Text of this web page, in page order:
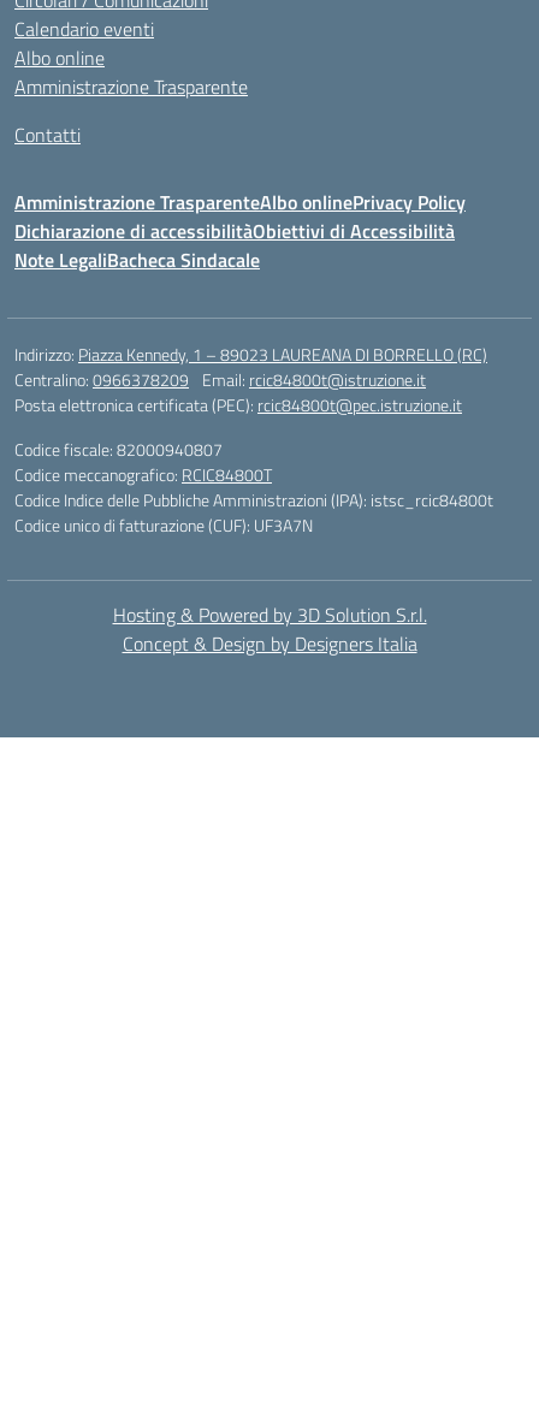
Calendario eventi
Albo online
Amministrazione Trasparente
Contatti
Amministrazione TrasparenteAlbo onlinePrivacy Policy
Dichiarazione di accessibilitàObiettivi di Accessibilità
Note LegaliBacheca Sindacale
Indirizzo: Piazza Kennedy, 1 – 89023 LAUREANA DI BORRELLO (RC)
Centralino:0966378209 Email: rcic84800t@istruzione.it
Posta elettronica certificata (PEC): rcic84800t@pec.istruzione.it
Codice fiscale: 82000940807
Codice meccanografico: RCIC84800T
Codice Indice delle Pubbliche Amministrazioni (IPA): istsc_rcic84800t
Codice unico di fatturazione (CUF): UF3A7N
Hosting & Powered by 3D Solution S.r.l.
Concept & Design by Designers Italia